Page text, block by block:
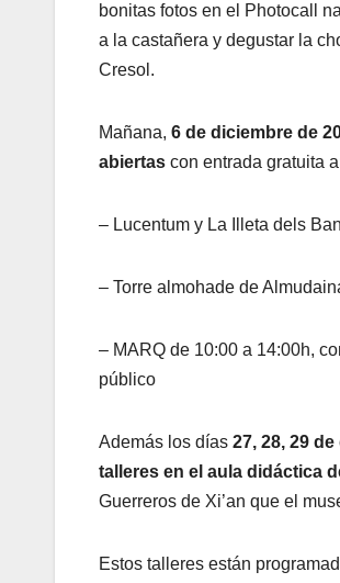
bonitas fotos en el Photocall
a la castañera y degustar la
Cresol.
Mañana, 6 de diciembre de
abiertas con entrada gratuita
– Lucentum y La Illeta dels
– Torre almohade de
– MARQ de 10:00 a 14:00h,
público
Además los días 27, 28, 29
talleres en el aula didáctica
Guerreros de Xi’an que el
Estos talleres están